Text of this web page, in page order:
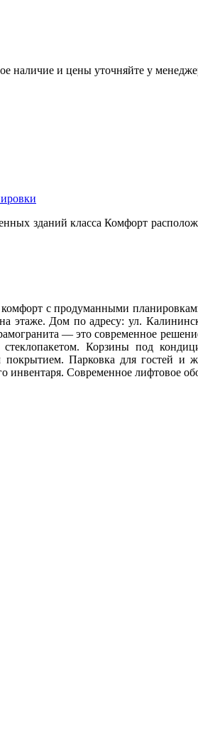
наличие и цены уточняйте у
зданий класса Комфорт
с продуманными
этаже. Дом по адресу: ул.
— это современное
Корзины под
Парковка для гостей
Современное лифтовое